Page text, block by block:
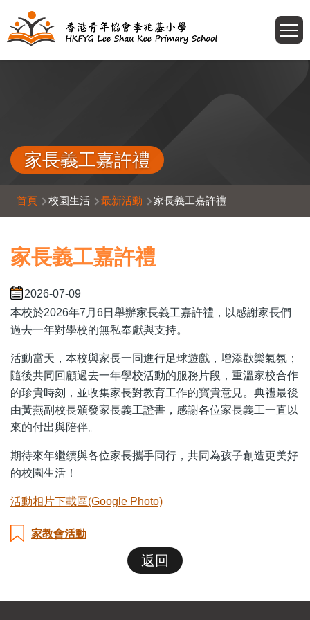
移至主內容
家長義工嘉許禮
導
航
連
結
首頁 校園生活 最新活動 家長義工嘉許禮
家長義工嘉許禮
2026-07-09
本校於2026年7月6日舉辦家長義工嘉許禮，以感謝家長們
過去一年對學校的無私奉獻與支持。
活動當天，本校與家長一同進行足球遊戲，增添歡樂氣氛；
隨後共同回顧過去一年學校活動的服務片段，重溫家校合作
的珍貴時刻，並收集家長對教育工作的寶貴意見。典禮最後
由黃燕副校長頒發家長義工證書，感謝各位家長義工一直以
來的付出與陪伴。
期待來年繼續與各位家長攜手同行，共同為孩子創造更美好
的校園生活！
活動相片下載區(Google Photo)
家教會活動
返回